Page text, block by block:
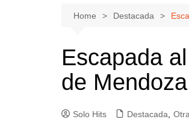
Home Destacada
Escapada
de Mendoza
Solo Hits Destacada